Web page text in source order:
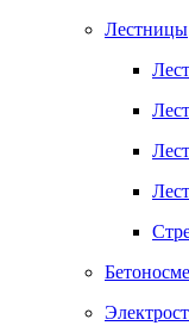
Лестницы